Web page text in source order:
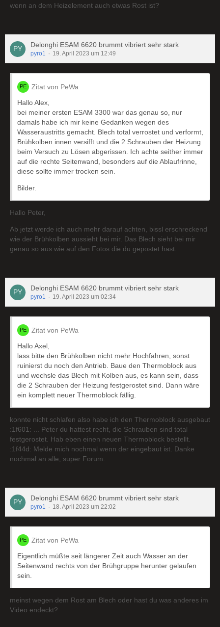
wenn an dem Heizelement auch etwas Rost ist?
Delonghi ESAM 6620 brummt vibriert sehr stark
pyro1 19. April 2023 um 12:49
Zitat von PeWa
Hallo Alex,
bei meiner ersten ESAM 3300 war das genau so, nur
damals habe ich mir keine Gedanken wegen des
Wasseraustritts gemacht. Blech total verrostet und verformt,
Brühkolben innen versifft und die 2 Schrauben der Heizung
beim Versuch zu Lösen abgerissen. Ich achte seither immer
auf die rechte Seitenwand, besonders auf die Ablaufrinne,
diese sollte immer trocken sein.
Bilder.
Hallo Peter,
Ab jetzt werde ich auch mehr darauf achten, bissl erschreckend
wie der Brühkolben aussieht bei mir. Das Blech sieht bei mir
genau so aus wie auf den Fotos die du gepostet hast.
Delonghi ESAM 6620 brummt vibriert sehr stark
pyro1 19. April 2023 um 02:34
Zitat von PeWa
Hallo Axel,
lass bitte den Brühkolben nicht mehr Hochfahren, sonst
ruinierst du noch den Antrieb. Baue den Thermoblock aus
und wechsle das Blech mit Kolben aus, es kann sein, dass
die 2 Schrauben der Heizung festgerostet sind. Dann wäre
ein komplett neuer Thermoblock fällig.
konnte nicht schlafen also habe ich den Thermoblock ausgebaut
:1f601: ... Peter du hattest recht, die Schrauben sind total
festgerostet. Hab eben einen neuen Thermoblock bestellt.
:1f44d: Melde mich nochmal wenn der eingebaut ist. Danke
nochmal an alle, super Forum.
Delonghi ESAM 6620 brummt vibriert sehr stark
pyro1 18. April 2023 um 22:02
Zitat von PeWa
Eigentlich müßte seit längerer Zeit auch Wasser an der
Seitenwand rechts von der Brühgruppe herunter gelaufen
sein.
meinst wegen dem Rost am Blech oder hast du was anderes im
Video endeckt?